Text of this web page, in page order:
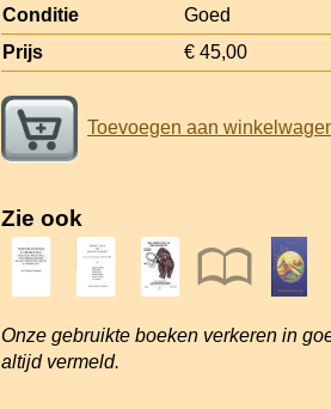
Conditie
Goed
Prijs
€ 45,00
Toevoegen aan
Zie ook
Onze gebruikte boeken verkeren in
altijd vermeld.